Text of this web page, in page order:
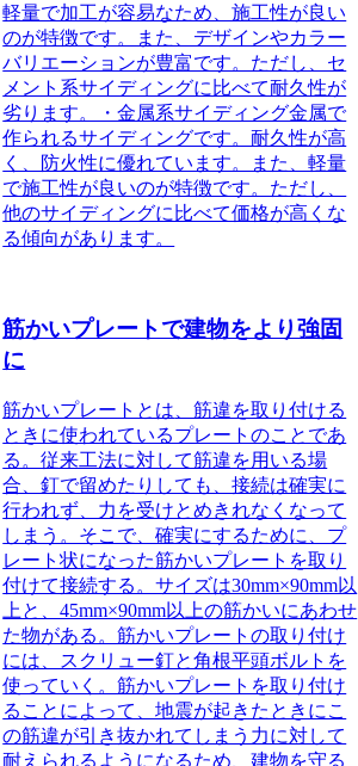
軽量で加工が容易なため、施工性が良い
のが特徴です。また、デザインやカラー
バリエーションが豊富です。ただし、セ
メント系サイディングに比べて耐久性が
劣ります。・金属系サイディング金属で
作られるサイディングです。耐久性が高
く、防火性に優れています。また、軽量
で施工性が良いのが特徴です。ただし、
他のサイディングに比べて価格が高くな
る傾向があります。
筋かいプレートで建物をより強固
に
筋かいプレートとは 、筋違を取り付ける
ときに使われているプレートのことであ
る。従来工法に対して筋違を用いる場
合、釘で留めたりしても、接続は確実に
行われず、力を受けとめきれなくなって
しまう。そこで、確実にするために、プ
レート状になった筋かいプレートを取り
付けて接続する。サイズは30mm×90mm以
上と、45mm×90mm以上の筋かいにあわせ
た物がある。筋かいプレートの取り付け
には、スクリュー釘と角根平頭ボルトを
使っていく。筋かいプレートを取り付け
ることによって、地震が起きたときにこ
の筋違が引き抜かれてしまう力に対して
耐えられるようになるため、建物を守る